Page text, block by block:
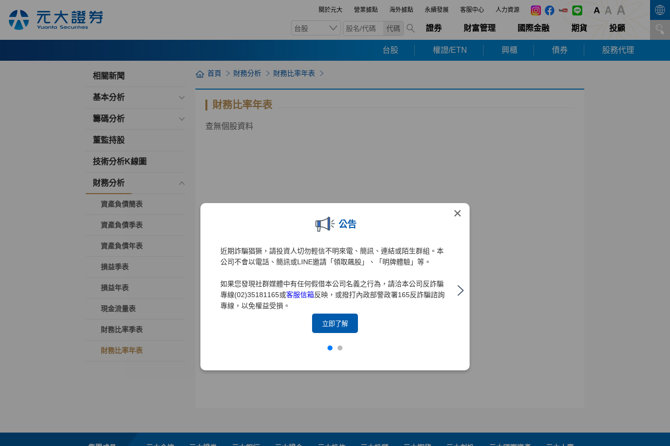
關於元大 營業據點 海外據點 永續發展 客服中心 人力資源
台股 代碼 證券 財富管理 國際金融 期貨 投顧
台股 權證/ETN 興櫃 債券 股務代理
×
公告
近期詐騙猖獗，請投資人切勿輕信不明來電、簡訊、連結或陌生群組。本
公司不會以電話、簡訊或LINE邀請「領取飆股」、「明牌體驗」等。
如果您發現社群媒體中有任何假借本公司名義之行為，請洽本公司反詐騙
專線(02)35181165或客服信箱反映，或撥打內政部警政署165反詐騙諮詢
專線，以免權益受損。
立即了解
相關新聞
基本分析
籌碼分析
董監持股
技術分析K線圖
財務分析
資產負債簡表
資產負債季表
資產負債年表
損益季表
損益年表
現金流量表
財務比率季表
財務比率年表
首頁 財務分析 財務比率年表
財務比率年表
查無個股資料